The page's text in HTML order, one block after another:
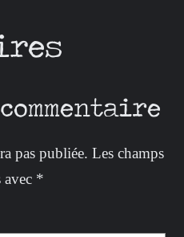
pas publiée. Les champs
*